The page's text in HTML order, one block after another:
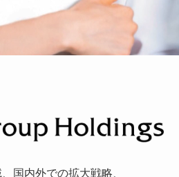
国内外での拡大戦略、